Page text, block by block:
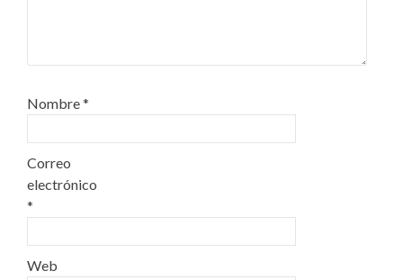
Nombre*
Correo
electrónico
*
Web